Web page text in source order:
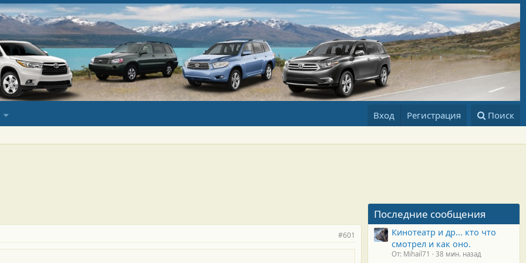
Вход Регистрация Поиск
#601
Последние сообщения
Кинотеатр и др... кто что
смотрел и как оно.
От: Mihail71 38 мин. назад